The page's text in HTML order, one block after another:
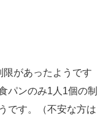
があったようです
パンのみ1人1個の制
です。（不安な方は